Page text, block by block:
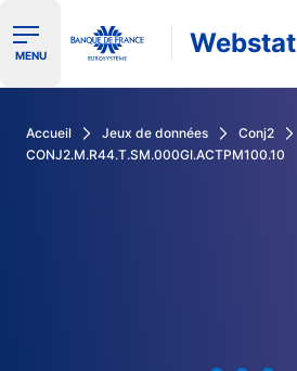
Ouvrir le menu de navigation
MENU Webstat
Accueil Jeux de données
Conj2
CONJ2.M.R44.T.SM.000GI.ACTPM100.10